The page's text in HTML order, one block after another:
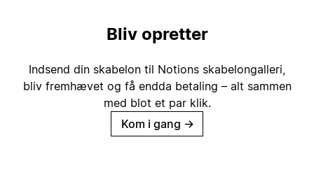
Bliv opretter
Indsend din skabelon til Notions skabelongalleri,
bliv fremhævet og få endda betaling – alt sammen
med blot et par klik.
Kom i gang →